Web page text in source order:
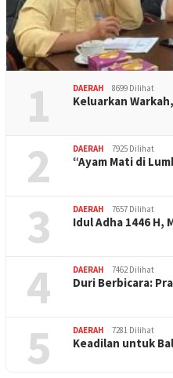
1 DAERAH 8699 Dilihat
Keluarkan
2 DAERAH 7925 Dilihat
“Ayam Mati di
3 DAERAH 7657 Dilihat
Idul Adha 1446
4 DAERAH 7462 Dilihat
Duri Berbicara:
5 DAERAH 7281 Dilihat
Keadilan untuk